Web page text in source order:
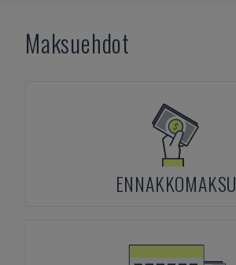
Maksuehdot
ENNAKKOMAKSU